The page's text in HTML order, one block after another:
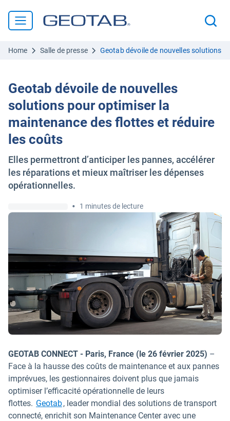
Home Salle de presse Geotab dévoile de nouvelles solutions
Geotab dévoile de nouvelles
solutions pour optimiser la
maintenance des flottes et réduire
les coûts
Elles permettront d’anticiper les pannes, accélérer
les réparations et mieux maîtriser les dépenses
opérationnelles.
• 1 minutes de lecture
GEOTAB CONNECT - Paris, France (le 26 février 2025) –
Face à la hausse des coûts de maintenance et aux pannes
imprévues, les gestionnaires doivent plus que jamais
optimiser l’efficacité opérationnelle de leurs
flottes. Geotab, leader mondial des solutions de transport
connecté, enrichit son Maintenance Center avec une